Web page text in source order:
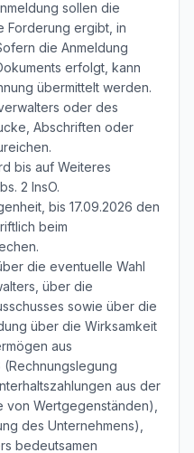
sollen die
Forderung ergibt, in
die Anmeldung
erfolgt, kann
übermittelt werden.
oder des
Abschriften oder
bis auf Weiteres
2 InsO.
bis 17.09.2026 den
beim
die eventuelle Wahl
über die
sowie über die
über die Wirksamkeit
aus
aus der
von Wertgegenständen),
des Unternehmens),
bedeutsamen